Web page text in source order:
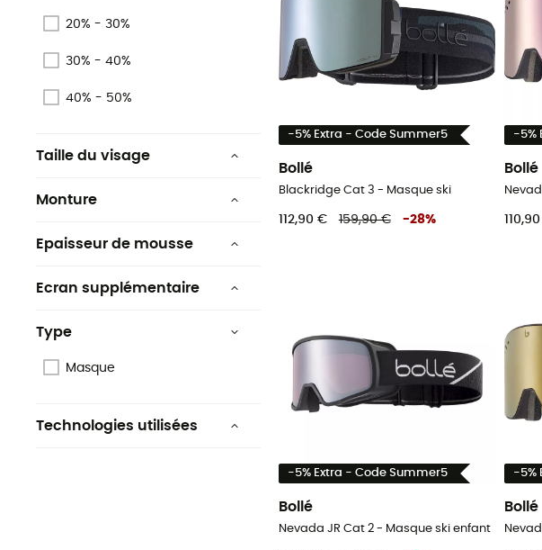
20% - 30%
30% - 40%
40% - 50%
Taille du visage
Visage large
Monture
Epaisseur de mousse
Triple
Ecran supplémentaire
Type
Masque
Technologies utilisées
-5% Extra - Code Summer5
Bollé
Blackridge Cat 3 - Masque ski
112,90 € 159,90 € -28%
-5%
Bollé
-5% Extra - Code Summer5
Bollé
Nevada JR Cat 2 - Masque ski enfant
-5%
Bollé